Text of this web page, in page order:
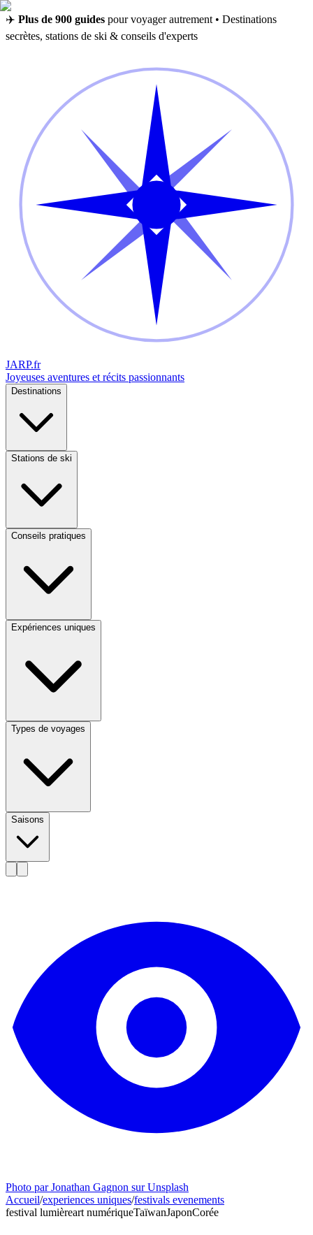
✈️ Plus de 900 guides pour voyager autrement • Destinations
secrètes, stations de ski & conseils d'experts
JARP.fr
Joyeuses aventures et récits passionnants
Destinations
Stations de ski
Conseils pratiques
Expériences uniques
Types de voyages
Saisons
Photo par Jonathan Gagnon sur Unsplash
Accueil/experiences uniques/festivals evenements
festival lumièreart numériqueTaïwanJaponCorée